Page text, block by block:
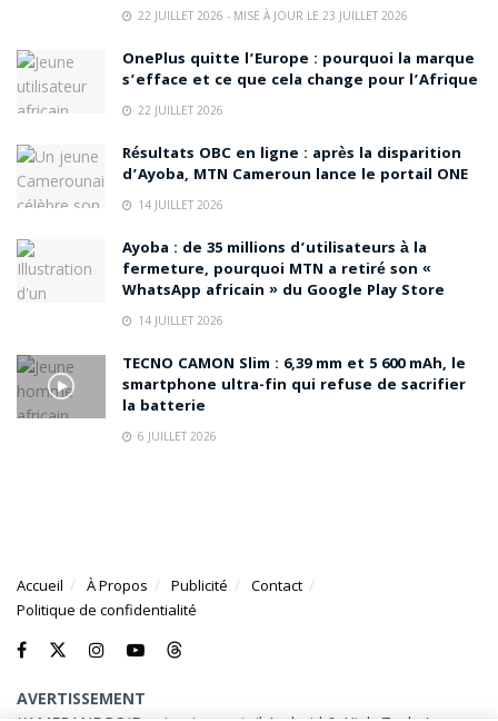
22 JUILLET 2026 - MISE À JOUR LE 23 JUILLET 2026
OnePlus quitte l’Europe : pourquoi la marque
s’efface et ce que cela change pour l’Afrique
22 JUILLET 2026
Résultats OBC en ligne : après la disparition
d’Ayoba, MTN Cameroun lance le portail ONE
14 JUILLET 2026
Ayoba : de 35 millions d’utilisateurs à la
fermeture, pourquoi MTN a retiré son «
WhatsApp africain » du Google Play Store
14 JUILLET 2026
TECNO CAMON Slim : 6,39 mm et 5 600 mAh, le
smartphone ultra-fin qui refuse de sacrifier
la batterie
6 JUILLET 2026
Accueil À Propos Publicité
Contact
Politique de confidentialité
AVERTISSEMENT